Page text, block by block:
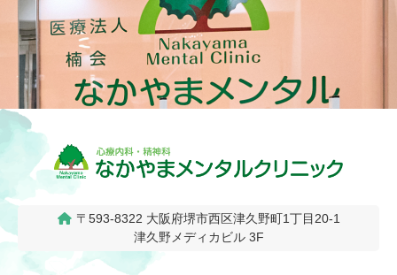
〒593-8322 大阪府堺市西区津久野町1丁目20-1
津久野メディカビル 3F